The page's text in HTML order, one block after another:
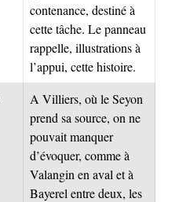
contenance, destiné à
cette tâche. Le panneau
rappelle, illustrations à
l’appui, cette histoire.
A Villiers, où le Seyon
prend sa source, on ne
pouvait manquer
d’évoquer, comme à
Valangin en aval et à
Bayerel entre deux, les